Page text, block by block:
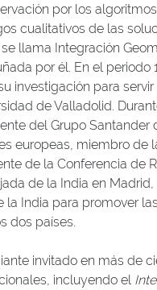
por los algoritmos
cualitativos de las
llama Integración
por él. En el periodo
investigación para
de Valladolid.
del Grupo Santander
europeas, miembro de
de la Conferencia de
de la India en Madrid,
la India para promover las
dos países.
invitado en más de
incluyendo el